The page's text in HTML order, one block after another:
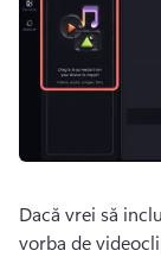
Dacă vrei să
vorba de